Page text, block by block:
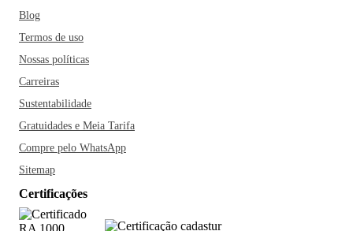
Blog
Termos de uso
Nossas políticas
Carreiras
Sustentabilidade
Gratuidades e Meia Tarifa
Compre pelo WhatsApp
Sitemap
Certificações